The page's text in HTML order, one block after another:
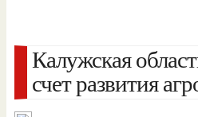
Калужская
счет развития